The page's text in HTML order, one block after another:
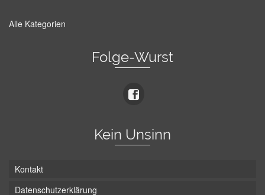
Alle Kategorien
Folge-Wurst
Kein Unsinn
Kontakt
Datenschutzerklärung